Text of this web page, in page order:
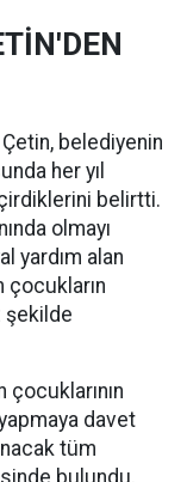
belediyenin
her yıl
belirtti.
olmayı
yardım alan
çocukların
şekilde
çocuklarının
davet
tüm